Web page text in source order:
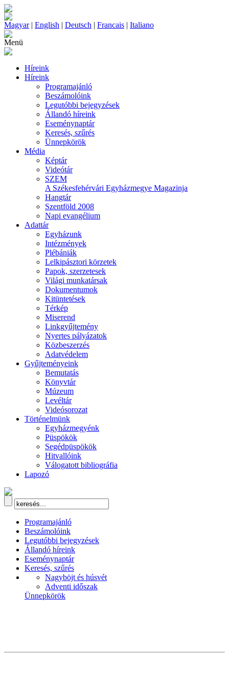
Magyar| English | Deutsch | Francais | Italiano
Menü
Híreink
Híreink
Programajánló
Beszámolóink
Legutóbbi bejegyzések
Állandó híreink
Eseménynaptár
Keresés, szűrés
Ünnepkörök
Média
Képtár
Videótár
SZEM
A Székesfehérvári Egyházmegye Magazinja
Hangtár
Szentföld 2008
Napi evangélium
Adattár
Egyházunk
Intézmények
Plébániák
Lelkipásztori körzetek
Papok, szerzetesek
Világi munkatársak
Dokumentumok
Kitüntetések
Térkép
Miserend
Linkgyűjtemény
Nyertes pályázatok
Közbeszerzés
Adatvédelem
Gyűjteményeink
Bemutatás
Könyvtár
Múzeum
Levéltár
Videósorozat
Történelmünk
Egyházmegyénk
Püspökök
Segédpüspökök
Hitvallóink
Válogatott bibliográfia
Lapozó
Programajánló
Beszámolóink
Legutóbbi bejegyzések
Állandó híreink
Eseménynaptár
Keresés, szűrés
Nagyböjt és húsvét
Adventi időszak
Ünnepkörök